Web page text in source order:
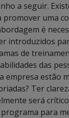
a seguir.
promover uma
é
introduzidos
de
das
empresa estão
Ter
será
para